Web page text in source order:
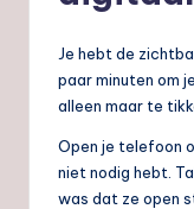
Je hebt de
paar minuten om
alleen maar te
Open je telefoon
niet nodig hebt.
was dat ze open